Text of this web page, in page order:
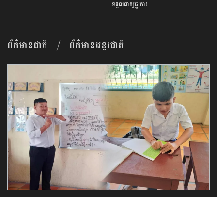
ទទួល​ពាក្យ​ផ្លូវការ​
ព័ត៌មានជាតិ ព័ត៌មានអន្តរជាតិ